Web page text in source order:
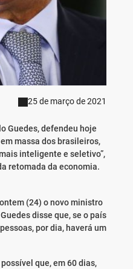
25 de março de 2021
Guedes, defendeu hoje
massa dos brasileiros,
inteligente e seletivo”,
retomada da economia.
(24) o novo ministro
disse que, se o país
por dia, haverá um
que, em 60 dias,